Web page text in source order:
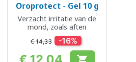
Oroprotect - Gel 10 g
Verzacht irritatie van de
mond, zoals aften
€ 14,33 -16%
